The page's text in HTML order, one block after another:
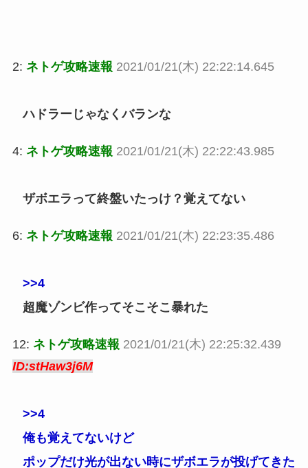
2: ネトゲ攻略速報 2021/01/21(木) 22:22:14.645
ハドラーじゃなくバランな
4: ネトゲ攻略速報 2021/01/21(木) 22:22:43.985
ザボエラって終盤いたっけ？覚えてない
6: ネトゲ攻略速報 2021/01/21(木) 22:23:35.486
>>4
超魔ゾンビ作ってそこそこ暴れた
12: ネトゲ攻略速報 2021/01/21(木) 22:25:32.439
ID:stHaw3j6M
>>4
俺も覚えてないけど
ポップだけ光が出ない時にザボエラが投げてきた